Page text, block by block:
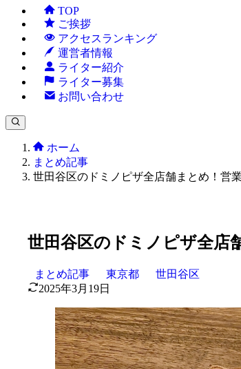
TOP
ご挨拶
アクセスランキング
運営者情報
ライター紹介
ライター募集
お問い合わせ
ホーム
まとめ記事
世田谷区のドミノピザ全店舗まとめ！営
世田谷区のドミノピザ全店
まとめ記事 東京都
世田谷区
2025年3月19日